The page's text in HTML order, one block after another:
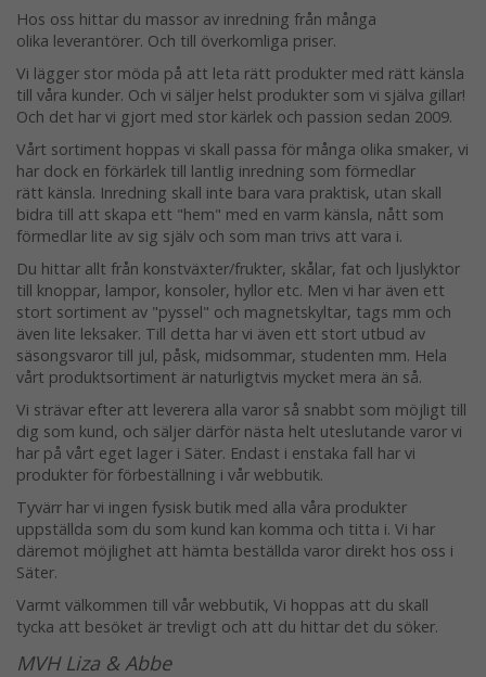
Hos oss hittar du massor av inredning från många
olika leverantörer. Och till överkomliga priser.
Vi lägger stor möda på att leta rätt produkter med rätt känsla
till våra kunder. Och vi säljer helst produkter som vi själva gillar!
Och det har vi gjort med stor kärlek och passion sedan 2009.
Vårt sortiment hoppas vi skall passa för många olika smaker, vi
har dock en förkärlek till lantlig inredning som förmedlar
rätt känsla. Inredning skall inte bara vara praktisk, utan skall
bidra till att skapa ett "hem" med en varm känsla, nått som
förmedlar lite av sig själv och som man trivs att vara i.
Du hittar allt från konstväxter/frukter, skålar, fat och ljuslyktor
till knoppar, lampor, konsoler, hyllor etc. Men vi har även ett
stort sortiment av "pyssel" och magnetskyltar, tags mm och
även lite leksaker. Till detta har vi även ett stort utbud av
säsongsvaror till jul, påsk, midsommar, studenten mm. Hela
vårt produktsortiment är naturligtvis mycket mera än så.
Vi strävar efter att leverera alla varor så snabbt som möjligt till
dig som kund, och säljer därför nästa helt uteslutande varor vi
har på vårt eget lager i Säter. Endast i enstaka fall har vi
produkter för förbeställning i vår webbutik.
Tyvärr har vi ingen fysisk butik med alla våra produkter
uppställda som du som kund kan komma och titta i. Vi har
däremot möjlighet att hämta beställda varor direkt hos oss i
Säter.
Varmt välkommen till vår webbutik, Vi hoppas att du skall
tycka att besöket är trevligt och att du hittar det du söker.
MVH Liza & Abbe